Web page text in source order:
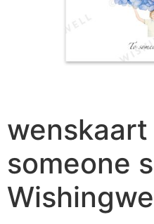
wenskaart
someone